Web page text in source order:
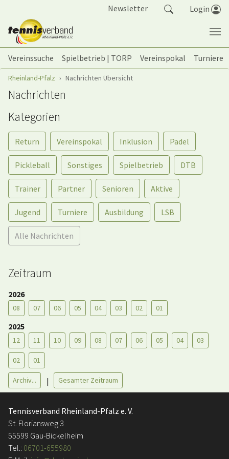
Newsletter Login
Vereinssuche Spielbetrieb | TORP Vereinspokal
Turniere
Sie sind hier:
Rheinland-Pfalz Nachrichten Übersicht
Nachrichten
Kategorien
Return Vereinspokal Inklusion Padel
Pickleball Sonstiges Spielbetrieb DTB
Trainer Partner Senioren Aktive
Jugend Turniere Ausbildung LSB
Alle Nachrichten
Zeitraum
2026
08 07 06 05 04 03 02 01
2025
12 11 10 09 08 07 06 05 04 03
02 01
Archiv... | Gesamter Zeitraum
Tennisverband Rheinland-Pfalz e. V.
St. Floriansweg 3
55599 Gau-Bickelheim
Tel.: 06701-655980